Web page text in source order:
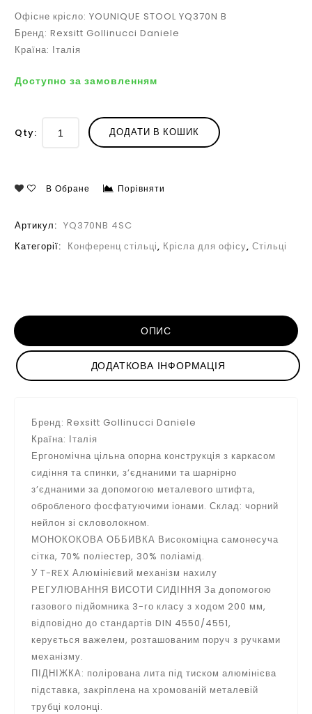
Офісне крісло: YOUNIQUE STOOL YQ370N B
Бренд: Rexsitt Gollinucci Daniele
Країна: Італія
Доступно за замовленням
Qty: ДОДАТИ В КОШИК
В Обране Порівняти
Артикул: YQ370NB 4SC
Категорії: Конференц стільці, Крісла для офісу, Стільці
ОПИС
ДОДАТКОВА ІНФОРМАЦІЯ
Бренд: Rexsitt Gollinucci Daniele
Країна: Італія
Ергономічна цільна опорна конструкція з каркасом
сидіння та спинки, з’єднаними та шарнірно
з’єднаними за допомогою металевого штифта,
обробленого фосфатуючими іонами. Склад: чорний
нейлон зі скловолокном.
МОНОКОКОВА ОББИВКА Високоміцна самонесуча
сітка, 70% поліестер, 30% поліамід.
У T-REX Алюмінієвий механізм нахилу
РЕГУЛЮВАННЯ ВИСОТИ СИДІННЯ За допомогою
газового підйомника 3-го класу з ходом 200 мм,
відповідно до стандартів DIN 4550/4551,
керується важелем, розташованим поруч з ручками
механізму.
ПІДНІЖКА: полірована лита під тиском алюмінієва
підставка, закріплена на хромованій металевій
трубці колонці.